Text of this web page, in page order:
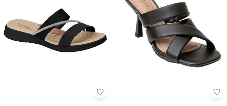
Modare - Tamanco Modare